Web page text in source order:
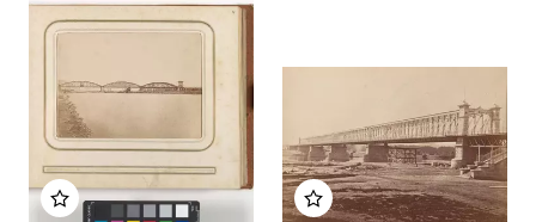
Zu meinem Album hinzufügenZu meinem Album